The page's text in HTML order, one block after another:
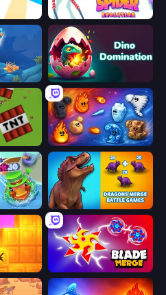
Spider Evolution: Runner Game
Let Me Eat: Big Fish Eat Smaller Dino Domination
Elemental Merge
Dragons Merge: Battle Games
Blade Merge